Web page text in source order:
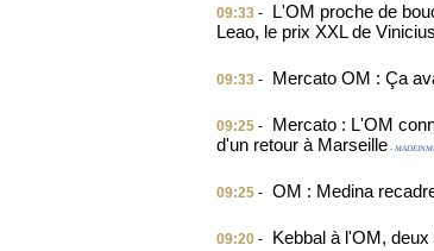
09:33 -
L'OM proche de
Leao, le prix XXL de
09:33 - Mercato OM : Ça
09:25 -
Mercato : L'OM
d'un retour à Marseille -
09:25 - OM : Medina
09:20 - Kebbal à l'OM,